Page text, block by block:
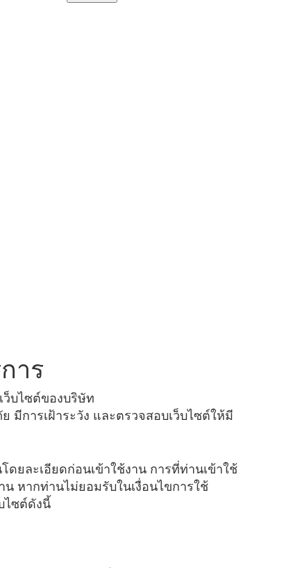
าร
ว็บไซต์ของบริษัท
มีการเฝ้าระวัง และตรวจสอบเว็บไซต์ให้มี
ยละเอียดก่อนเข้าใช้งาน การที่ท่านเข้าใช้
หากท่านไม่ยอมรับในเงื่อนไขการใช้
ไซต์ดังนี้